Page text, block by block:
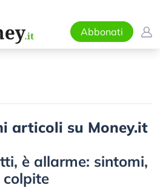
Abbonati
articoli su Money.it
è allarme: sintomi,
colpite